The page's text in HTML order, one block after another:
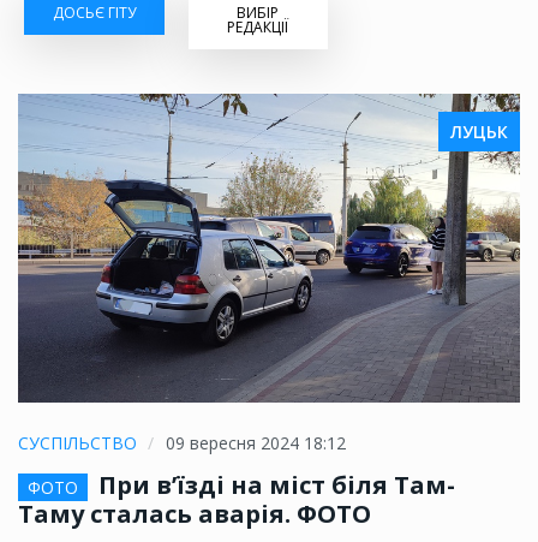
ДОСЬЄ ГІТУ ВИБІР
РЕДАКЦІЇ
ЛУЦЬК
СУСПІЛЬСТВО
09 вересня 2024 18:12
ФОТО
При в’їзді на міст біля Там-
Таму сталась аварія. ФОТО